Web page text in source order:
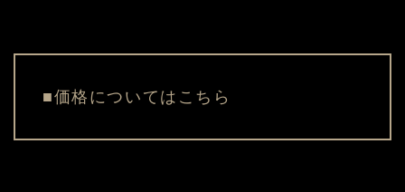
■価格については こちら